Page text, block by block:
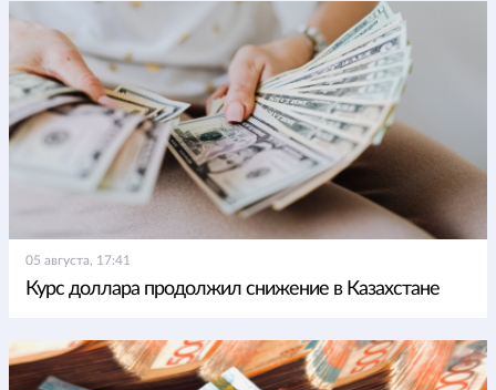
05 августа, 17:41
Курс доллара продолжил снижение в Казахстане